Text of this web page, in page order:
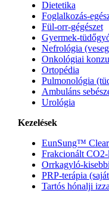
Dietetika
Foglalkozás-
Fül-orr-gégészet
Gyermek-
Nefrológia
Onkológiai
Ortopédia
Pulmonológia
Ambuláns
Urológia
Kezelések
EunSung™
Frakcionált CO2-
Orrkagyló-
PRP-terápia
Tartós hónalji